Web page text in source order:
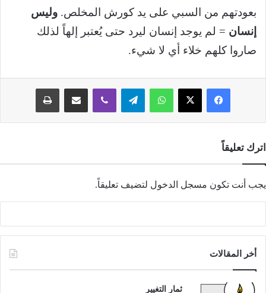
بعودتهم من السبي على يد كورش المخلص. وليس
إنسان = لم يوجد إنسان ليرد حتى يُعتبر إلهاً لذلك
صاروا كلهم خلاء أي لا شيء.
فيسبوك‫X واتسابتيلقرامڤايبر مشاركة عبر البريد طباعة
اترك تعليقاً
يجب أنت تكون مسجل الدخول لتضيف تعليقاً.
أخر المقالات
ثمار التغيير